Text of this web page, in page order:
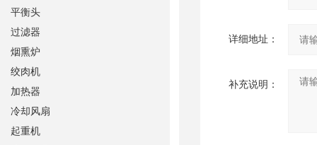
详细地址：
补充说明：
平衡头
过滤器
烟熏炉
绞肉机
加热器
冷却风扇
起重机